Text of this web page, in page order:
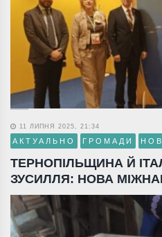
11 ЛИПНЯ 2025, 21:34
АКТУАЛЬНО ГРОМАДИ
ТЕРНОПІЛЬЩИНА Й
ЗУСИЛЛЯ: НОВА